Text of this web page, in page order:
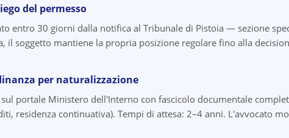
del permesso
entro 30 giorni dalla notifica al Tribunale di Pistoia — sezione
il soggetto mantiene la propria posizione regolare fino alla
per naturalizzazione
portale Ministero dell'Interno con fascicolo documentale
residenza continuativa). Tempi di attesa: 2–4 anni. L'avvocato